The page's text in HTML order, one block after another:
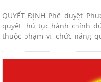
QUYẾT ĐỊNH Phê duyệt
quyết thủ tục hành chính
thuộc phạm vi, chức năng